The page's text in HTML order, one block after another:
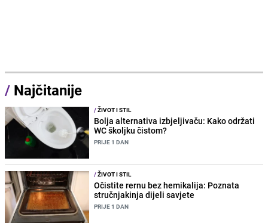
/ Najčitanije
/ŽIVOT I STIL
Bolja alternativa izbjeljivaču: Kako održati
WC školjku čistom?
PRIJE 1 DAN
/ŽIVOT I STIL
Očistite rernu bez hemikalija: Poznata
stručnjakinja dijeli savjete
PRIJE 1 DAN